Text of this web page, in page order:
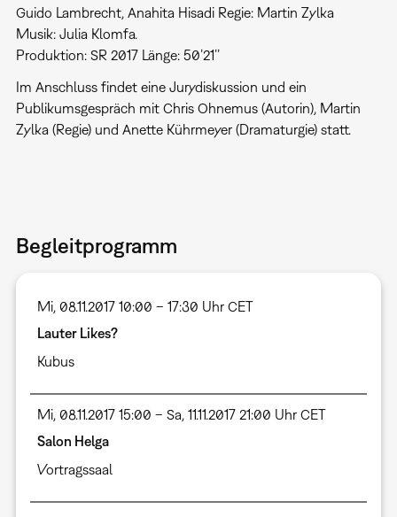
Guido Lambrecht, Anahita Hisadi Regie: Martin Zylka
Musik: Julia Klomfa.
Produktion: SR 2017 Länge: 50’21’’
Im Anschluss findet eine Jurydiskussion und ein
Publikumsgespräch mit Chris Ohnemus (Autorin), Martin
Zylka (Regie) und Anette Kührmeyer (Dramaturgie) statt.
Begleitprogramm
Mi, 08.11.2017 10:00 – 17:30 Uhr CET
Lauter Likes?
Kubus
Mi, 08.11.2017 15:00 – Sa, 11.11.2017 21:00 Uhr CET
Salon Helga
Vortragssaal